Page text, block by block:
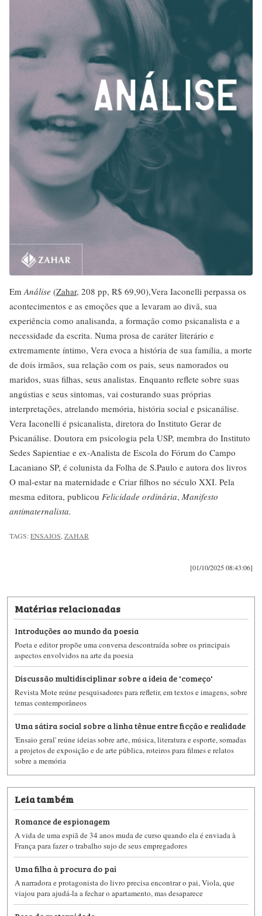
EmAnálise (Zahar, 208 pp, R$ 69,90),Vera Iaconelli perpassa os
acontecimentos e as emoções que a levaram ao divã, sua
experiência como analisanda, a formação como psicanalista e a
necessidade da escrita. Numa prosa de caráter literário e
extremamente íntimo, Vera evoca a história de sua família, a morte
de dois irmãos, sua relação com os pais, seus namorados ou
maridos, suas filhas, seus analistas. Enquanto reflete sobre suas
angústias e seus sintomas, vai costurando suas próprias
interpretações, atrelando memória, história social e psicanálise.
Vera Iaconelli é psicanalista, diretora do Instituto Gerar de
Psicanálise. Doutora em psicologia pela USP, membra do Instituto
Sedes Sapientiae e ex-Analista de Escola do Fórum do Campo
Lacaniano SP, é colunista da Folha de S.Paulo e autora dos livros
O mal-estar na maternidade e Criar filhos no século XXI. Pela
mesma editora, publicou Felicidade ordinária, Manifesto
antimaternalista.
TAGS:ENSAIOS,ZAHAR
[01/10/2025 08:43:06]
Matérias relacionadas
Introduções ao mundo da poesia
Poeta e editor propõe uma conversa descontraída sobre os principais
aspectos envolvidos na arte da poesia
Discussão multidisciplinar sobre a ideia de 'começo'
Revista Mote reúne pesquisadores para refletir, em textos e imagens, sobre
temas contemporâneos
Uma sátira social sobre a linha tênue entre ficção e realidade
'Ensaio geral' reúne ideias sobre arte, música, literatura e esporte, somadas
a projetos de exposição e de arte pública, roteiros para filmes e relatos
sobre a memória
Leia também
Romance de espionagem
A vida de uma espiã de 34 anos muda de curso quando ela é enviada à
França para fazer o trabalho sujo de seus empregadores
Uma filha à procura do pai
A narradora e protagonista do livro precisa encontrar o pai, Viola, que
viajou para ajudá-la a fechar o apartamento, mas desaparece